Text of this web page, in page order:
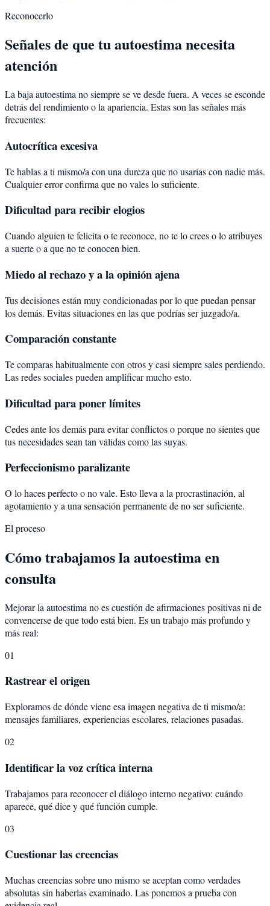
Reconocerlo
Señales de que tu autoestima necesita
atención
La baja autoestima no siempre se ve desde fuera. A veces se esconde
detrás del rendimiento o la apariencia. Estas son las señales más
frecuentes:
Autocrítica excesiva
Te hablas a ti mismo/a con una dureza que no usarías con nadie más.
Cualquier error confirma que no vales lo suficiente.
Dificultad para recibir elogios
Cuando alguien te felicita o te reconoce, no te lo crees o lo atribuyes
a suerte o a que no te conocen bien.
Miedo al rechazo y a la opinión ajena
Tus decisiones están muy condicionadas por lo que puedan pensar
los demás. Evitas situaciones en las que podrías ser juzgado/a.
Comparación constante
Te comparas habitualmente con otros y casi siempre sales perdiendo.
Las redes sociales pueden amplificar mucho esto.
Dificultad para poner límites
Cedes ante los demás para evitar conflictos o porque no sientes que
tus necesidades sean tan válidas como las suyas.
Perfeccionismo paralizante
O lo haces perfecto o no vale. Esto lleva a la procrastinación, al
agotamiento y a una sensación permanente de no ser suficiente.
El proceso
Cómo trabajamos la autoestima en
consulta
Mejorar la autoestima no es cuestión de afirmaciones positivas ni de
convencerse de que todo está bien. Es un trabajo más profundo y
más real:
01
Rastrear el origen
Exploramos de dónde viene esa imagen negativa de ti mismo/a:
mensajes familiares, experiencias escolares, relaciones pasadas.
02
Identificar la voz crítica interna
Trabajamos para reconocer el diálogo interno negativo: cuándo
aparece, qué dice y qué función cumple.
03
Cuestionar las creencias
Muchas creencias sobre uno mismo se aceptan como verdades
absolutas sin haberlas examinado. Las ponemos a prueba con